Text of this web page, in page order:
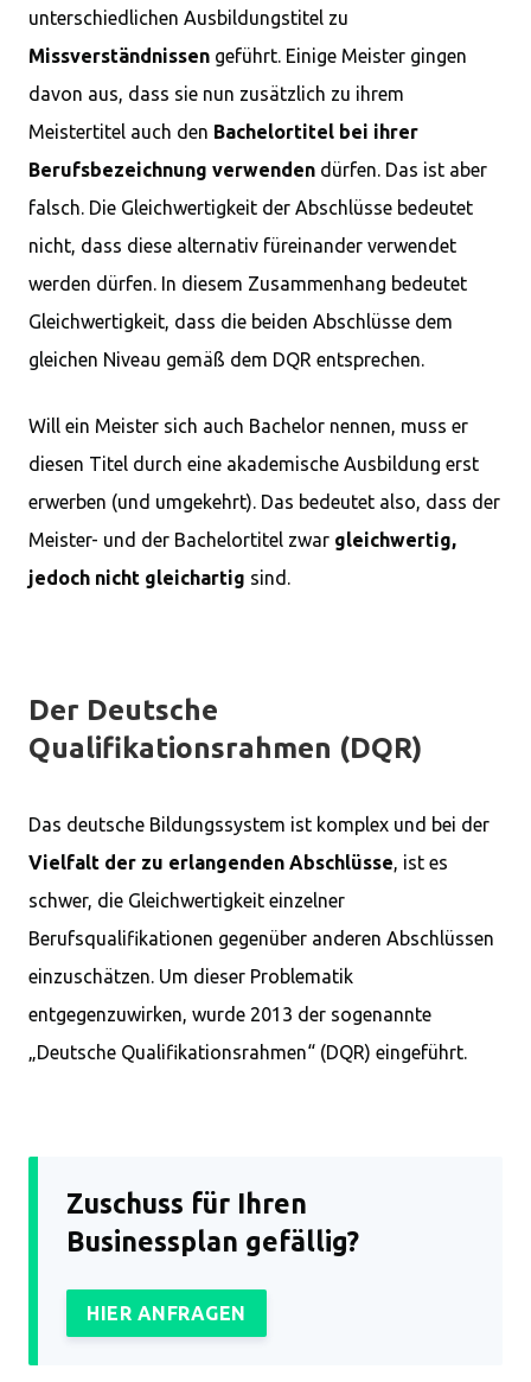
unterschiedlichen Ausbildungstitel zu
Missverständnissen geführt. Einige Meister gingen
davon aus, dass sie nun zusätzlich zu ihrem
Meistertitel auch den Bachelortitel bei ihrer
Berufsbezeichnung verwenden dürfen. Das ist aber
falsch. Die Gleichwertigkeit der Abschlüsse bedeutet
nicht, dass diese alternativ füreinander verwendet
werden dürfen. In diesem Zusammenhang bedeutet
Gleichwertigkeit, dass die beiden Abschlüsse dem
gleichen Niveau gemäß dem DQR entsprechen.
Will ein Meister sich auch Bachelor nennen, muss er
diesen Titel durch eine akademische Ausbildung erst
erwerben (und umgekehrt). Das bedeutet also, dass der
Meister- und der Bachelortitel zwar gleichwertig,
jedoch nicht gleichartig sind.
Der Deutsche
Qualifikationsrahmen (DQR)
Das deutsche Bildungssystem ist komplex und bei der
Vielfalt der zu erlangenden Abschlüsse, ist es
schwer, die Gleichwertigkeit einzelner
Berufsqualifikationen gegenüber anderen Abschlüssen
einzuschätzen. Um dieser Problematik
entgegenzuwirken, wurde 2013 der sogenannte
„Deutsche Qualifikationsrahmen“ (DQR) eingeführt.
Zuschuss für Ihren
Businessplan gefällig?
HIER ANFRAGEN